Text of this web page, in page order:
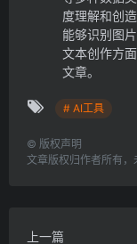
度理解和创
能够识别图
文本创作方
文章。
# AI工具
© 版权声明
文章版权归作者所有，
上一篇